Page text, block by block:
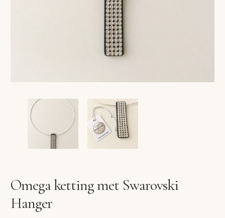
Omega ketting met Swarovski
Hanger